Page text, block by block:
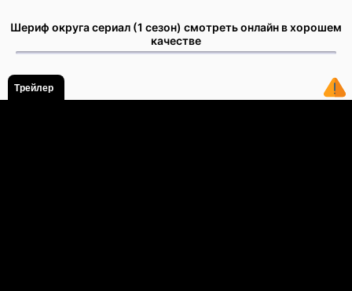
Шериф округа сериал (1 сезон) смотреть онлайн в хорошем
качестве
Трейлер